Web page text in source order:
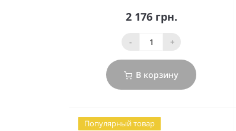
2 176 грн.
- +
В корзину
Популярный товар